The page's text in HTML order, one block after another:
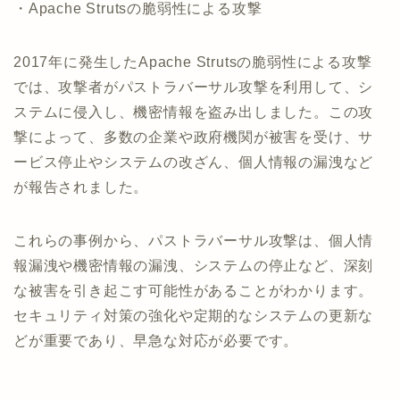
・Apache Strutsの脆弱性による攻撃
2017年に発生したApache Strutsの脆弱性による攻撃
では、攻撃者がパストラバーサル攻撃を利用して、シ
ステムに侵入し、機密情報を盗み出しました。この攻
撃によって、多数の企業や政府機関が被害を受け、サ
ービス停止やシステムの改ざん、個人情報の漏洩など
が報告されました。
これらの事例から、パストラバーサル攻撃は、個人情
報漏洩や機密情報の漏洩、システムの停止など、深刻
な被害を引き起こす可能性があることがわかります。
セキュリティ対策の強化や定期的なシステムの更新な
どが重要であり、早急な対応が必要です。